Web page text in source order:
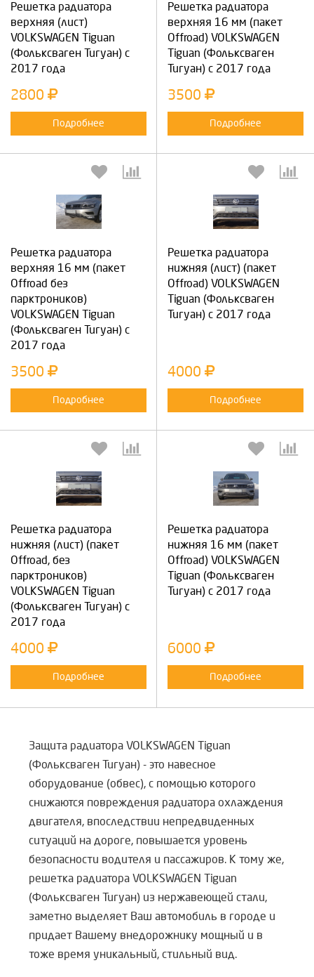
Решетка радиатора
верхняя (лист)
VOLKSWAGEN Tiguan
(Фольксваген Тигуан) с
2017 года
2800
Подробнее
Решетка радиатора
верхняя 16 мм (пакет
Offroad) VOLKSWAGEN
Tiguan (Фольксваген
Тигуан) с 2017 года
3500
Подробнее
Решетка радиатора
верхняя 16 мм (пакет
Offroad без
парктроников)
VOLKSWAGEN Tiguan
(Фольксваген Тигуан) с
2017 года
3500
Подробнее
Решетка радиатора
нижняя (лист) (пакет
Offroad) VOLKSWAGEN
Tiguan (Фольксваген
Тигуан) с 2017 года
4000
Подробнее
Решетка радиатора
нижняя (лист) (пакет
Offroad, без
парктроников)
VOLKSWAGEN Tiguan
(Фольксваген Тигуан) с
2017 года
4000
Подробнее
Решетка радиатора
нижняя 16 мм (пакет
Offroad) VOLKSWAGEN
Tiguan (Фольксваген
Тигуан) с 2017 года
6000
Подробнее
Защита радиатора VOLKSWAGEN Tiguan
(Фольксваген Тигуан) - это навесное
оборудование (обвес), с помощью которого
снижаются повреждения радиатора охлаждения
двигателя, впоследствии непредвиденных
ситуаций на дороге, повышается уровень
безопасности водителя и пассажиров. К тому же,
решетка радиатора VOLKSWAGEN Tiguan
(Фольксваген Тигуан) из нержавеющей стали,
заметно выделяет Ваш автомобиль в городе и
придает Вашему внедорожнику мощный и в
тоже время уникальный, стильный вид.